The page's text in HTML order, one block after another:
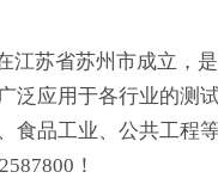
江苏省苏州市成立，
泛应用于各行业的测
食品工业、公共工程
！